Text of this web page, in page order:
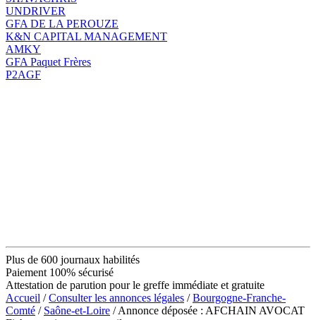
UNDRIVER
GFA DE LA PEROUZE
K&N CAPITAL MANAGEMENT
AMKY
GFA Paquet Frères
P2AGF
Plus de 600 journaux habilités
Paiement 100% sécurisé
Attestation de parution pour le greffe immédiate et gratuite
Accueil /Consulter les annonces légales /Bourgogne-Franche-
Comté / Saône-et-Loire / Annonce déposée : AFCHAIN AVOCAT